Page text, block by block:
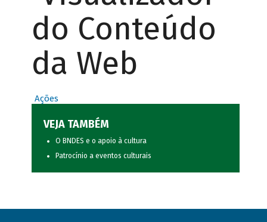
do Conteúdo
da Web
Ações
VEJA TAMBÉM
O BNDES e o apoio à cultura
Patrocínio a eventos culturais